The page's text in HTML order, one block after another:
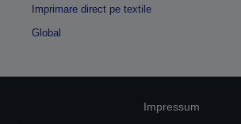
Imprimare direct pe textile
Global
Impressum